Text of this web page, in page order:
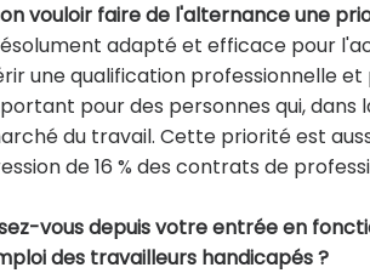
vouloir faire de l'alternance une
adapté et efficace pour
une qualification professionnelle
pour des personnes qui,
du travail. Cette priorité est
de 16 % des contrats de
vous depuis votre entrée en
des travailleurs handicapés ?